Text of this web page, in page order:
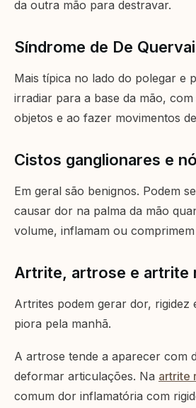
da outra mão para destravar.
Síndrome de De
Mais típica no lado do polegar e
irradiar para a base da mão,
objetos e ao fazer movimentos
Cistos ganglionares e
Em geral são benignos. Podem
causar dor na palma da mão
volume, inflamam ou
Artrite, artrose e artrite
Artrites podem gerar dor, rigidez
piora pela manhã.
A artrose tende a aparecer com
deformar articulações. Na artrite
comum dor inflamatória com